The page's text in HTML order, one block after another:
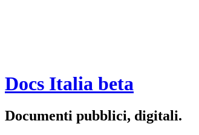
Docs Italia beta
Documenti pubblici, digitali.